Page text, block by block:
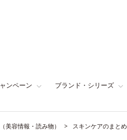
ンペーン ブランド・シリーズ
美容情報・読み物） スキンケアのまとめ